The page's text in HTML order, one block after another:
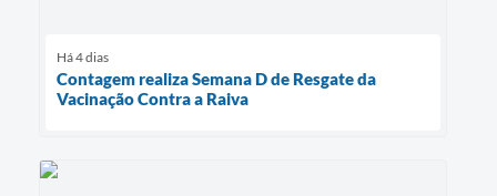
Há 4 dias
Contagem realiza Semana D de Resgate da
Vacinação Contra a Raiva